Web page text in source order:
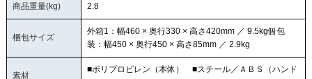
商品重量(kg) 2.8
梱包サイズ
外箱1：幅460 × 奥行330 × 高さ420mm ／ 9.5kg個包
装：幅450 × 奥行450 × 高さ85mm ／ 2.9kg
素材
■ポリプロピレン（本体） ■スチール／ＡＢＳ（ハンド